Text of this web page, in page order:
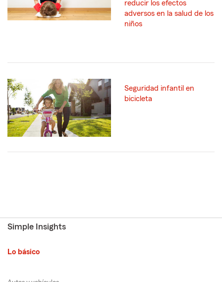
reducir los efectos
adversos en la salud de los
niños
Seguridad infantil en
bicicleta
Simple Insights
Lo básico